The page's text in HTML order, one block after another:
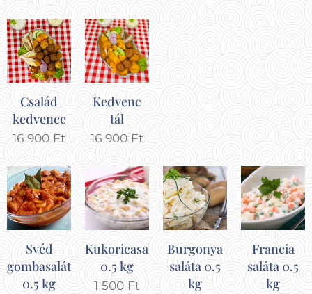
Család
kedvence
16 900 Ft
Kedvenc
tál
16 900 Ft
Svéd
gombasaláta
0.5 kg
Kukoricasaláta
0.5 kg
1 500 Ft
Burgonya
saláta 0.5
kg
Francia
saláta 0.5
kg